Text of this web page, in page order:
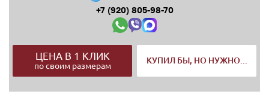
+7 (920) 805-98-70
ЦЕНА В 1 КЛИК
по своим размерам
КУПИЛ БЫ, НО НУЖНО...